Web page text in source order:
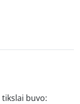
buvo: